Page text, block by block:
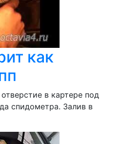
как
в картере под
спидометра. Залив в